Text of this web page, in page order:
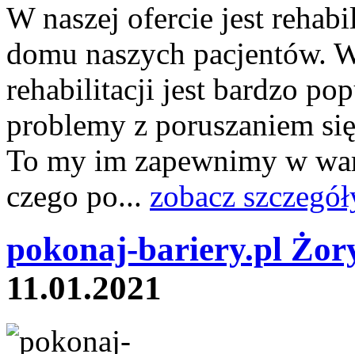
W naszej ofercie jest
domu naszych pacjentów.
rehabilitacji jest bardzo
problemy z poruszaniem
To my im zapewnimy w
czego po... zobacz
pokonaj-bariery.pl
11.01.2021